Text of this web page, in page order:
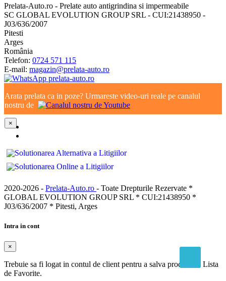
Prelata-Auto.ro - Prelate auto antigrindina si impermeabile
SC GLOBAL EVOLUTION GROUP SRL - CUI:21438950 -
J03/636/2007
Pitesti
Arges
România
Telefon: 0724 571 115
E-mail: magazin@prelata-auto.ro
Arata prelata ca in poze? Urmareste video-uri reale pe canalul
nostru de
×
2020-2026 - Prelata-Auto.ro - Toate Drepturile Rezervate *
GLOBAL EVOLUTION GROUP SRL * CUI:21438950 *
J03/636/2007 * Pitesti, Arges
Intra in cont
×
Trebuie sa fi logat in contul de client pentru a salva produse in Lista
de Favorite.